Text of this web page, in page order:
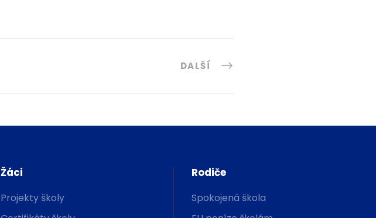
DALŠÍ
Žáci
Projekty školy
Rodiče
Spokojená škola